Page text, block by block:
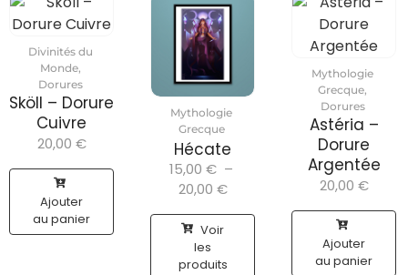
Divinités du
Monde,
Dorures
Sköll – Dorure
Cuivre
20,00 €
Ajouter
au panier
Mythologie
Grecque
Hécate
15,00 € –
20,00 €
Voir
les
produits
Mythologie
Grecque,
Dorures
Astéria –
Dorure
Argentée
20,00 €
Ajouter
au panier